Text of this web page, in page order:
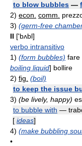
to blow bubbles —
2) econ. comm.
3) (germ-free
II ['bʌbl]
verbo intransitivo
1) (form bubbles) fare
boiling liquid] bollire
2) fig. (boil)
to keep the issue
3) (be lively, happy)
to bubble with —
[ ideas]
4) (make bubbling
•